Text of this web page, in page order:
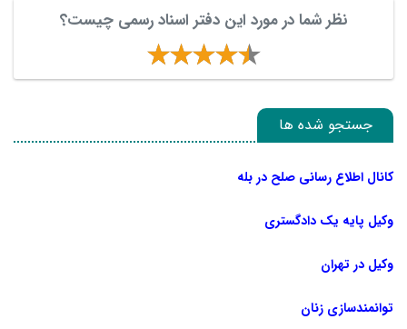
نظر شما در مورد این دفتر اسناد رسمی چیست؟
جستجو شده ها
کانال اطلاع رسانی صلح در بله
وکیل پایه یک دادگستری
وکیل در تهران
توانمندسازی زنان